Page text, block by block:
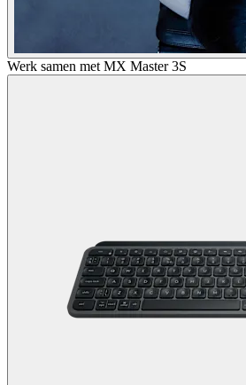
Werk samen met MX Master 3S